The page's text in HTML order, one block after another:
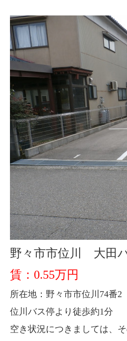
野々市市位川 大田
賃：0.55万円
所在地：野々市市位川74番2
位川バス停より徒歩約1分
空き状況につきましては、